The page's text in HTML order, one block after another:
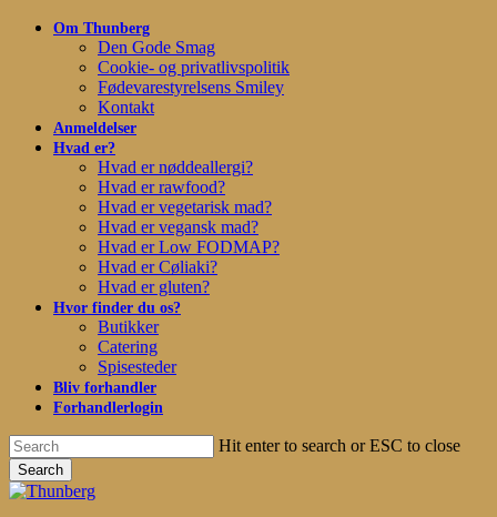
Skip
Om Thunberg
Den Gode Smag
Cookie- og privatlivspolitik
Fødevarestyrelsens Smiley
Kontakt
Anmeldelser
Hvad er?
Hvad er nøddeallergi?
Hvad er rawfood?
Hvad er vegetarisk mad?
Hvad er vegansk mad?
Hvad er Low FODMAP?
Hvad er Cøliaki?
Hvad er gluten?
Hvor finder du os?
Butikker
Catering
Spisesteder
Bliv forhandler
Forhandlerlogin
Hit enter to search or ESC to close
Search
Close